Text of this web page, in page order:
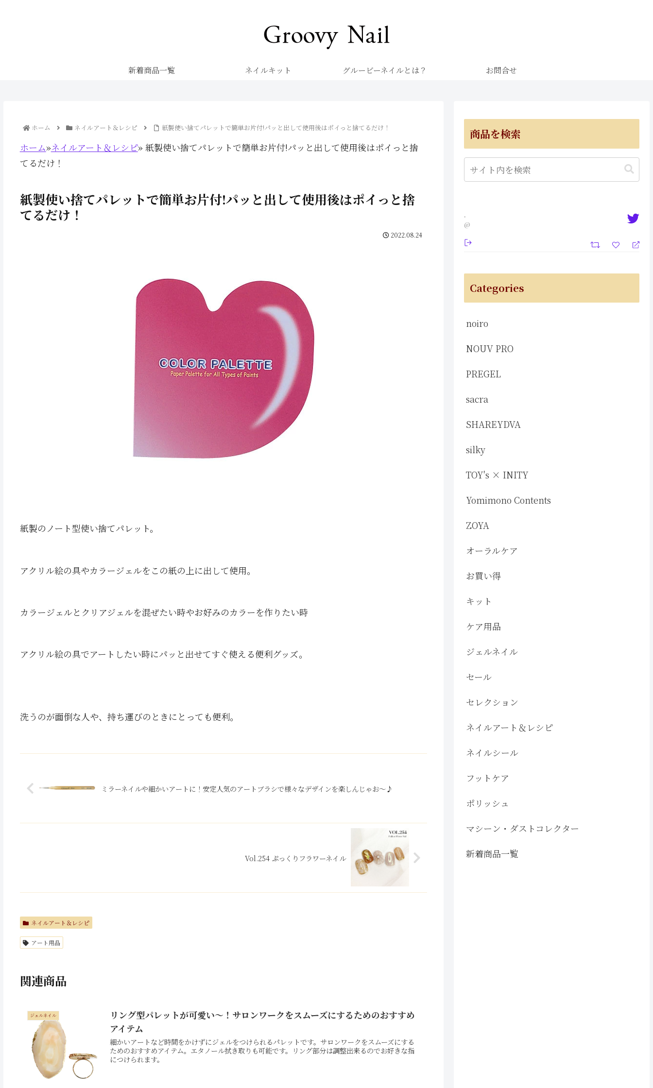
新着商品一覧 ネイルキット グルービーネイルとは？ お問合せ
ホーム ネイルアート＆レシピ 紙製使い捨てパレットで簡単お片付!パッと出して使用後はポイっと捨てるだけ！
ホーム»ネイルアート＆レシピ» 紙製使い捨てパレットで簡単お片付!パッと出して使用後はポイっと捨
てるだけ！
紙製使い捨てパレットで簡単お片付!パッと出して使用後はポイっと捨
てるだけ！
2022.08.24
紙製のノート型使い捨てパレット。
アクリル絵の具やカラージェルをこの紙の上に出して使用。
カラージェルとクリアジェルを混ぜたい時やお好みのカラーを作りたい時
アクリル絵の具でアートしたい時にパッと出せてすぐ使える便利グッズ。
洗うのが面倒な人や、持ち運びのときにとっても便利。
ミラーネイルや細かいアートに！安定人気のアートブラシで様々なデザインを楽しんじゃお～♪
Vol.254 ぷっくりフラワーネイル
ネイルアート＆レシピ
アート用品
関連商品
ジェルネイル
リング型パレットが可愛い～！サロンワークをスムーズにするためのおすすめ
アイテム
細かいアートなど時間をかけずにジェルをつけられるパレットです。サロンワークをスムーズにする
ためのおすすめアイテム。エタノール拭き取りも可能です。リング部分は調整出来るのでお好きな指
につけられます。
商品を検索
·
@
Categories
noiro
NOUV PRO
PREGEL
sacra
SHAREYDVA
silky
TOY's × INITY
Yomimono Contents
ZOYA
オーラルケア
お買い得
キット
ケア用品
ジェルネイル
セール
セレクション
ネイルアート＆レシピ
ネイルシール
フットケア
ポリッシュ
マシーン・ダストコレクター
新着商品一覧